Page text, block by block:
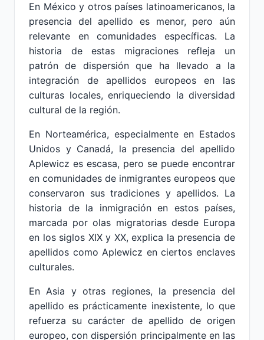
En México y otros países latinoamericanos, la
presencia del apellido es menor, pero aún
relevante en comunidades específicas. La
historia de estas migraciones refleja un
patrón de dispersión que ha llevado a la
integración de apellidos europeos en las
culturas locales, enriqueciendo la diversidad
cultural de la región.
En Norteamérica, especialmente en Estados
Unidos y Canadá, la presencia del apellido
Aplewicz es escasa, pero se puede encontrar
en comunidades de inmigrantes europeos que
conservaron sus tradiciones y apellidos. La
historia de la inmigración en estos países,
marcada por olas migratorias desde Europa
en los siglos XIX y XX, explica la presencia de
apellidos como Aplewicz en ciertos enclaves
culturales.
En Asia y otras regiones, la presencia del
apellido es prácticamente inexistente, lo que
refuerza su carácter de apellido de origen
europeo, con dispersión principalmente en las